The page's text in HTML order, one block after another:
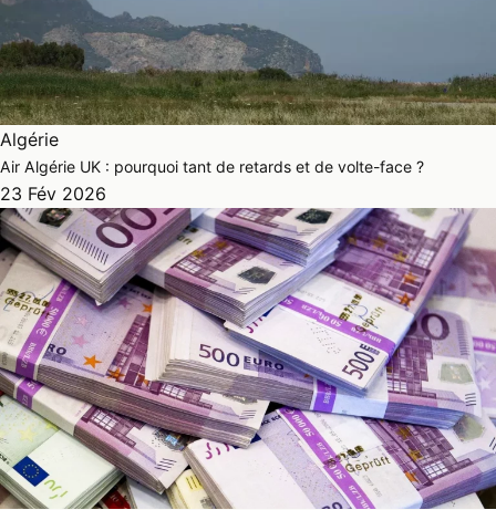
Algérie
Air Algérie UK : pourquoi tant de retards et de volte-face ?
23 Fév 2026